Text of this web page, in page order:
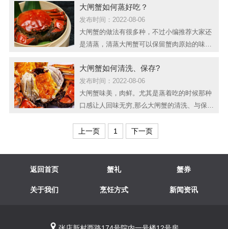
何才能将美味的大闸蟹吃干净呢？一起来看看
吃蟹的方法和步骤吧。吃大闸蟹可以按照以下
几步来吃第一步：去掉大闸蟹的八只脚，然后
将其放量，蟹壳和蟹肉自然会分离开来，这里
大闸蟹如何蒸好吃？
发布时间：2022-08-06
大闸蟹的做法有很多种，不过小编推荐大家还
是清蒸，清蒸大闸蟹可以保留蟹肉原始的味
佐料，那么最后的蟹肉和其它种类的肉其实没
啥区别。蟹公馆正宗的阳澄湖大闸蟹马上就要
上市了，了解一下大闸蟹如何蒸好吃有助于蒸
出更加美味的大闸蟹，加下来我们就一起来看
大闸蟹如何清洗、保存?
发布时间：2022-08-06
大闸蟹味美，肉鲜。尤其是蒸着吃的时候那种
口感让人回味无穷,那么大闸蟹的清洗、与保存
编一起来了解一下吧!第一步：温热水，呛晕首
中不感到烫就行(太烫了螃蟹的脚会脱掉)。将
螃蟹肚子朝上逐一放入水中，等它翻，过来时
上一页 1 下一页
返回首页 蟹礼 蟹券
关于我们 烹饪方式 新闻资讯